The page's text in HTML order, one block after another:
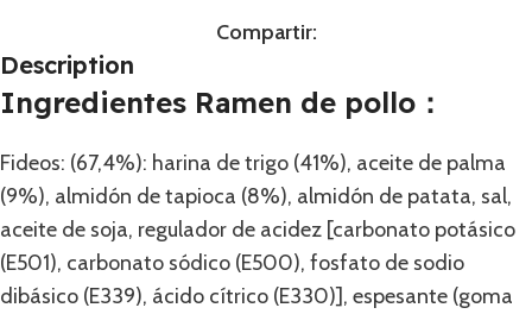
Compartir:
Description
Ingredientes Ramen de pollo：
Fideos: (67,4%): harina de trigo (41%), aceite de palma
(9%), almidón de tapioca (8%), almidón de patata, sal,
aceite de soja, regulador de acidez [carbonato potásico
(E501), carbonato sódico (E500), fosfato de sodio
dibásico (E339), ácido cítrico (E330)], espesante (goma